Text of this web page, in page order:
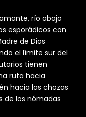
río abajo
esporádicos con
de Dios
el límite sur del
tienen
ruta hacia
hacia las chozas
de los nómadas